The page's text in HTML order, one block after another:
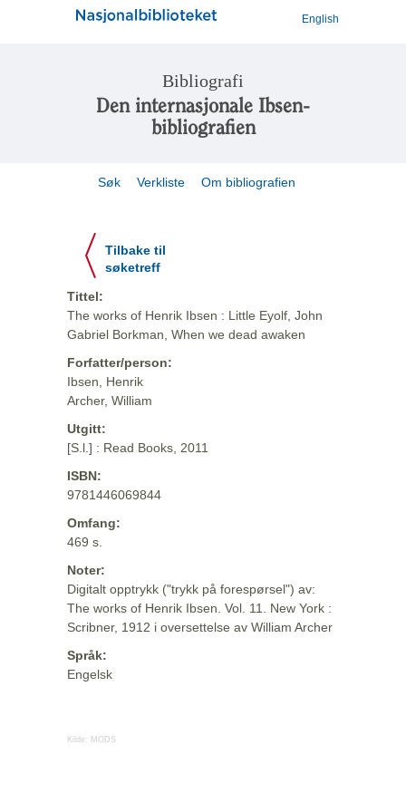
English
Bibliografi
Den internasjonale Ibsen-
bibliografien
Søk Verkliste Om bibliografien
Tilbake til
søketreff
Tittel:
The works of Henrik Ibsen : Little Eyolf, John
Gabriel Borkman, When we dead awaken
Forfatter/person:
Ibsen, Henrik
Archer, William
Utgitt:
[S.l.] : Read Books, 2011
ISBN:
9781446069844
Omfang:
469 s.
Noter:
Digitalt opptrykk ("trykk på forespørsel") av:
The works of Henrik Ibsen. Vol. 11. New York :
Scribner, 1912 i oversettelse av William Archer
Språk:
Engelsk
Kilde: MODS